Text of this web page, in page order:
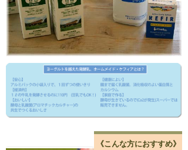
《こんな方におすすめ》